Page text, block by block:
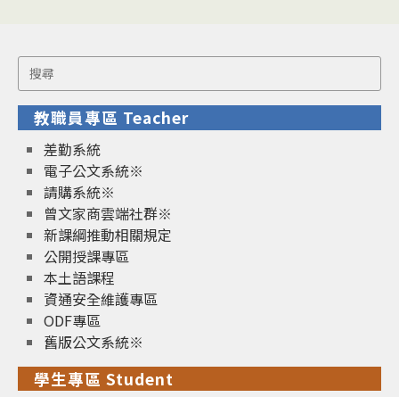
Search
for:
教職員專區 Teacher
差勤系統
電子公文系統※
請購系統※
曾文家商雲端社群※
新課綱推動相關規定
公開授課專區
本土語課程
資通安全維護專區
ODF專區
舊版公文系統※
學生專區 Student